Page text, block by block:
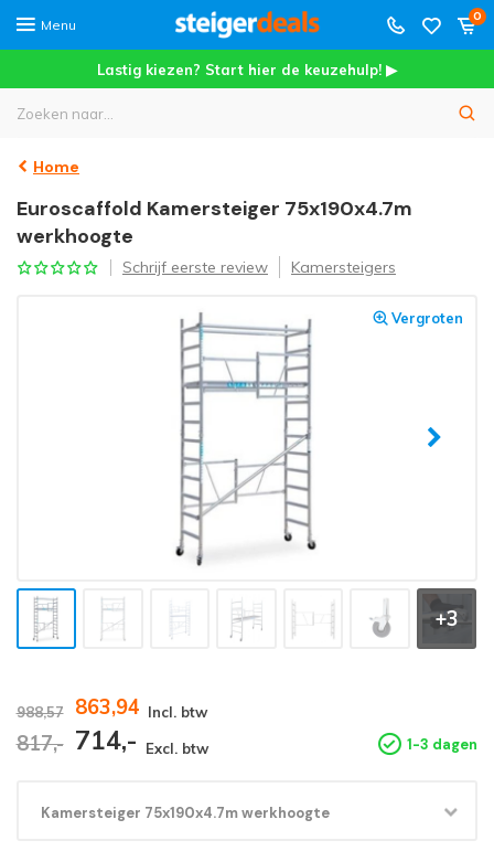
Menu
0
Lastig kiezen? Start hier de keuzehulp! ▶
Home
Euroscaffold Kamersteiger 75x190x4.7m
werkhoogte
Schrijf eerste review Kamersteigers
Vergroten
+3
988,57 863,94 Incl. btw
817,- 714,- Excl. btw 1-3 dagen
Kamersteiger 75x190x4.7m werkhoogte